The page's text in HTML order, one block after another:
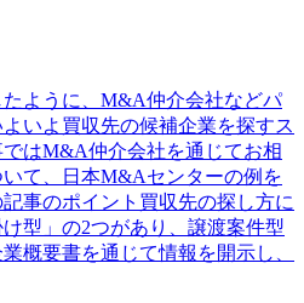
ように、M&A仲介会社などパ
いよ買収先の候補企業を探すス
はM&A仲介会社を通じてお相
て、日本M&Aセンターの例を
事のポイント買収先の探し方に
型」の2つがあり、譲渡案件型
概要書を通じて情報を開示し、